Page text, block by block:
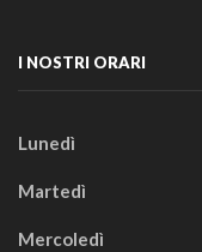
I NOSTRI ORARI
Lunedì
Martedì
Mercoledì